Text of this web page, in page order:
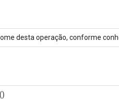
desta operação, conforme
()